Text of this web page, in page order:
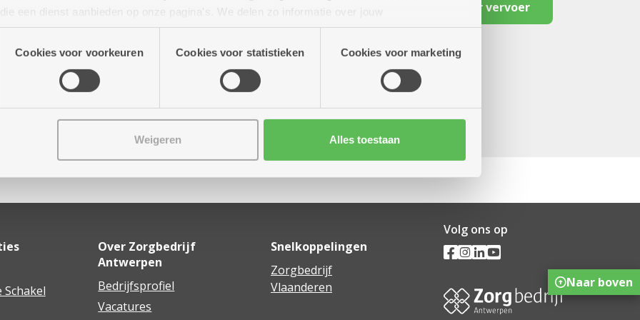
een dienst aanbieden op onze pagina's. We delen zo informatie over jouw
onze site voor social media, advertenties en analyse. Deze partners kunnen deze gegevens
Cookies voor voorkeuren Cookies voor statistieken Cookies voor marketing
Weigeren Alles toestaan
16.00 uur Reserveer vervoer
Delen
Schakel
Over Zorgbedrijf
Antwerpen
Bedrijfsprofiel
Vacatures
Snelkoppelingen
Zorgbedrijf
Vlaanderen
Volg ons op
Naar boven